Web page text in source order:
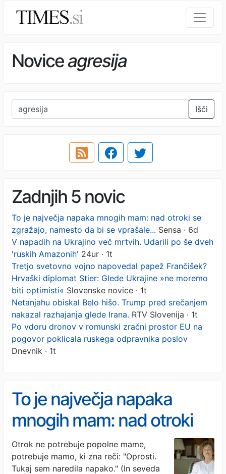
Noviceagresija
Išči
Zadnjih 5 novic
To je največja napaka mnogih mam: nad otroki se
zgražajo, namesto da bi se vprašale... Sensa · 6d
V napadih na Ukrajino več mrtvih. Udarili po še dveh
'ruskih Amazonih' 24ur · 1t
Tretjo svetovno vojno napovedal papež Frančišek?
Hrvaški diplomat Stier: Glede Ukrajine »ne moremo
biti optimisti« Slovenske novice · 1t
Netanjahu obiskal Belo hišo. Trump pred srečanjem
nakazal razhajanja glede Irana. RTV Slovenija · 1t
Po vdoru dronov v romunski zračni prostor EU na
pogovor poklicala ruskega odpravnika poslov
Dnevnik · 1t
To je največja napaka
mnogih mam: nad otroki
se zgražajo, namesto da bi
se vprašale...
Otrok ne potrebuje popolne mame,
potrebuje mamo, ki zna reči: "Oprosti.
Tukaj sem naredila napako." (In seveda